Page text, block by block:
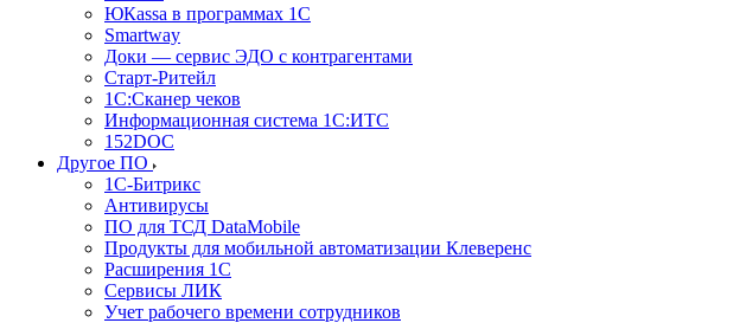
ЮКаssа в программах 1С
Smartway
Доки — сервис ЭДО с контрагентами
Старт-Ритейл
1С:Сканер чеков
Информационная система 1С:ИТС
152DOC
Другое ПО
1С-Битрикс
Антивирусы
ПО для ТСД DataMobile
Продукты для мобильной автоматизации Клеверенс
Расширения 1С
Сервисы ЛИК
Учет рабочего времени сотрудников